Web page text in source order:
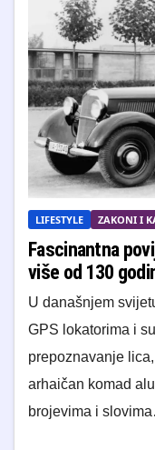
LIFESTYLE ZAKONI I
Fascinantna
više od 130
U današnjem
GPS lokatorima i
prepoznavanje
arhaičan komad
brojevima i